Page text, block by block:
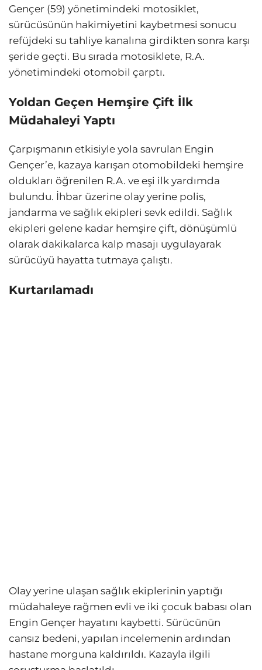
Gençer (59) yönetimindeki motosiklet,
sürücüsünün hakimiyetini kaybetmesi sonucu
refüjdeki su tahliye kanalına girdikten sonra karşı
şeride geçti. Bu sırada motosiklete, R.A.
yönetimindeki otomobil çarptı.
Yoldan Geçen Hemşire Çift İlk
Müdahaleyi Yaptı
Çarpışmanın etkisiyle yola savrulan Engin
Gençer’e, kazaya karışan otomobildeki hemşire
oldukları öğrenilen R.A. ve eşi ilk yardımda
bulundu. İhbar üzerine olay yerine polis,
jandarma ve sağlık ekipleri sevk edildi. Sağlık
ekipleri gelene kadar hemşire çift, dönüşümlü
olarak dakikalarca kalp masajı uygulayarak
sürücüyü hayatta tutmaya çalıştı.
Kurtarılamadı
Olay yerine ulaşan sağlık ekiplerinin yaptığı
müdahaleye rağmen evli ve iki çocuk babası olan
Engin Gençer hayatını kaybetti. Sürücünün
cansız bedeni, yapılan incelemenin ardından
hastane morguna kaldırıldı. Kazayla ilgili